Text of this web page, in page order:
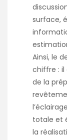
surface,
Ainsi, le
chiffre : il
de la
totale et
la